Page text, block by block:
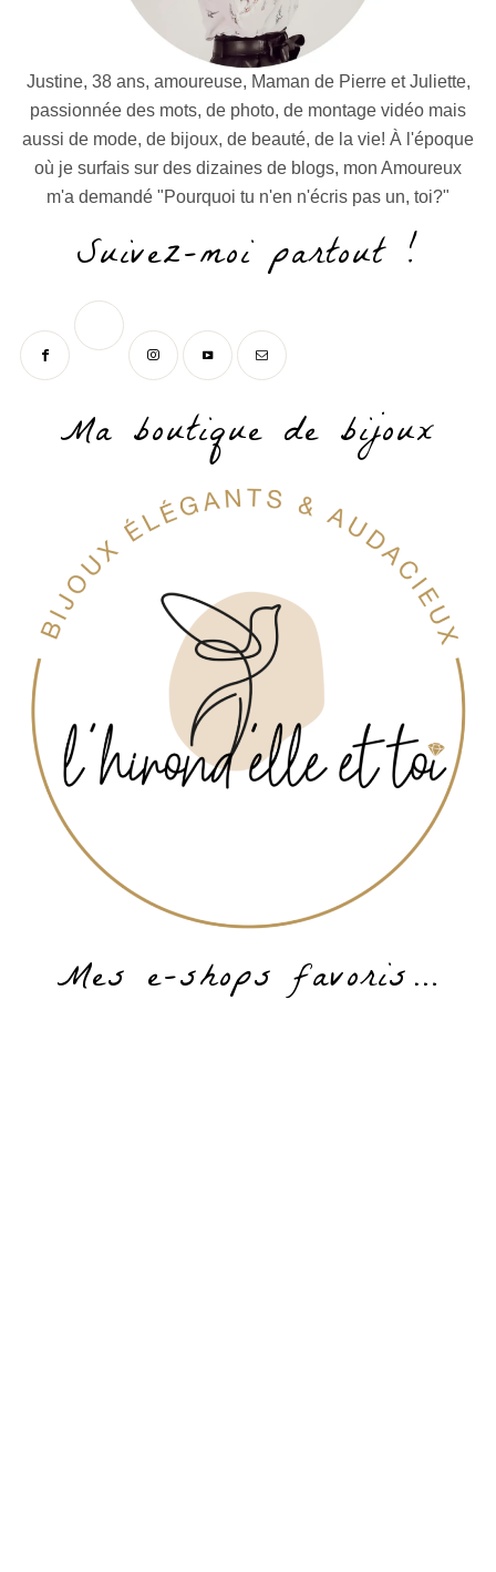
Justine, 38 ans, amoureuse, Maman de Pierre et Juliette,
passionnée des mots, de photo, de montage vidéo mais
aussi de mode, de bijoux, de beauté, de la vie! À l'époque
où je surfais sur des dizaines de blogs, mon Amoureux
m'a demandé "Pourquoi tu n'en n'écris pas un, toi?"
Suivez-moi partout !
Ma boutique de bijoux
Mes e-shops favoris…